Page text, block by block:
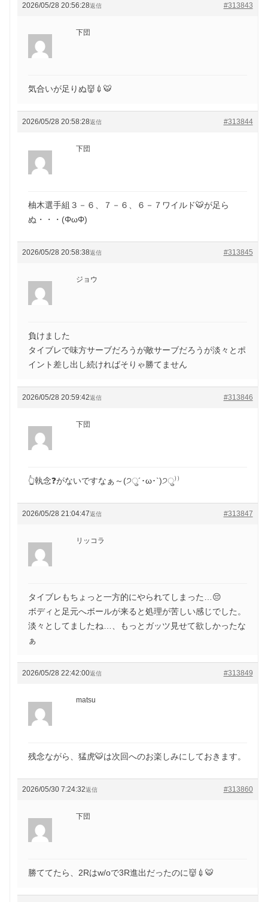
2026/05/28 20:56:28 #313843
返信
下団
気合いが足りぬ👹💉🐯
2026/05/28 20:58:28 #313844
返信
下団
柚木選手組３－６、７－６、６－７ワイルド🐯が足ら
ぬ・・・(ΦωΦ)
2026/05/28 20:58:38 #313845
返信
ジョウ
負けました
タイブレで味方サーブだろうが敵サーブだろうが淡々とポ
イント差し出し続ければそりゃ勝てません
2026/05/28 20:59:42 #313846
返信
下団
👆執念❓がないですなぁ～(੭ु´･ω･`)੭ु⁾⁾
2026/05/28 21:04:47 #313847
返信
リッコラ
タイブレもちょっと一方的にやられてしまった…😔
ボディと足元へボールが来ると処理が苦しい感じでした。
淡々としてましたね…、もっとガッツ見せて欲しかったな
ぁ
2026/05/28 22:42:00 #313849
返信
matsu
残念ながら、猛虎🐯は次回へのお楽しみにしておきます。
2026/05/30 7:24:32 #313860
返信
下団
勝ててたら、2Rはw/oで3R進出だったのに👹💉🐯